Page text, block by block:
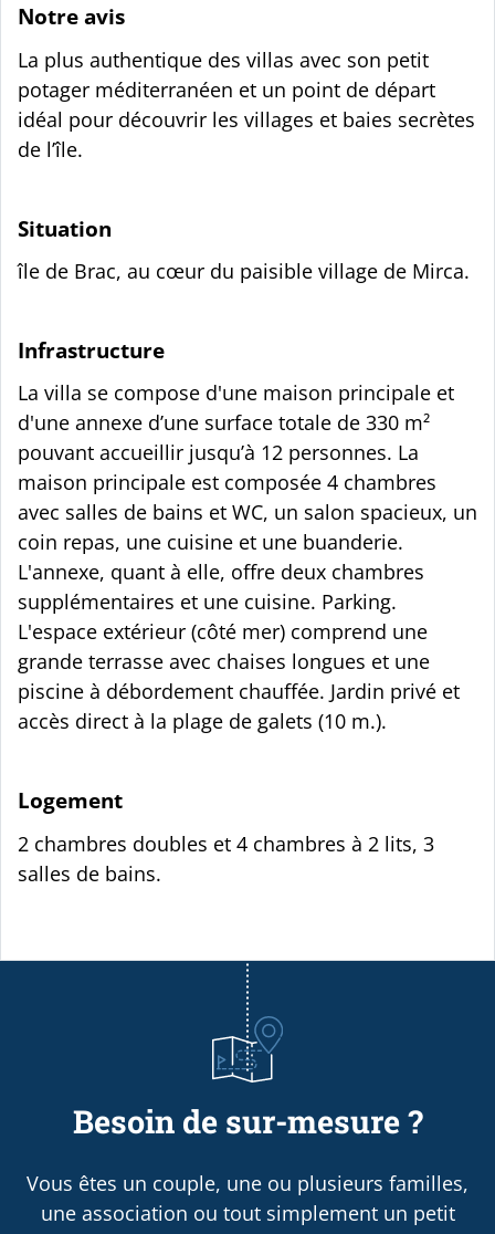
Notre avis
La plus authentique des villas avec son petit
potager méditerranéen et un point de départ
idéal pour découvrir les villages et baies secrètes
de l’île.
Situation
île de Brac, au cœur du paisible village de Mirca.
Infrastructure
La villa se compose d'une maison principale et
d'une annexe d’une surface totale de 330 m²
pouvant accueillir jusqu’à 12 personnes. La
maison principale est composée 4 chambres
avec salles de bains et WC, un salon spacieux, un
coin repas, une cuisine et une buanderie.
L'annexe, quant à elle, offre deux chambres
supplémentaires et une cuisine. Parking.
L'espace extérieur (côté mer) comprend une
grande terrasse avec chaises longues et une
piscine à débordement chauffée. Jardin privé et
accès direct à la plage de galets (10 m.).
Logement
2 chambres doubles et 4 chambres à 2 lits, 3
salles de bains.
Besoin de sur-mesure ?
Vous êtes un couple, une ou plusieurs familles,
une association ou tout simplement un petit